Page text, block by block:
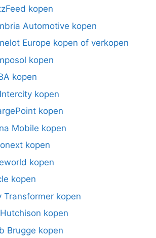
kopen
Automotive kopen
Europe kopen of verkopen
kopen
kopen
kopen
kopen
Mobile kopen
kopen
kopen
kopen
Transformer kopen
kopen
Brugge kopen